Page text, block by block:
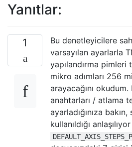
Yanıtlar:
1
Bu denetleyicilere
varsayılan ayarlarla
yapılandırma pimleri
mikro adımları 256
arayacağını
anahtarları / atlama
ayarladığınıza
kullanıldığı